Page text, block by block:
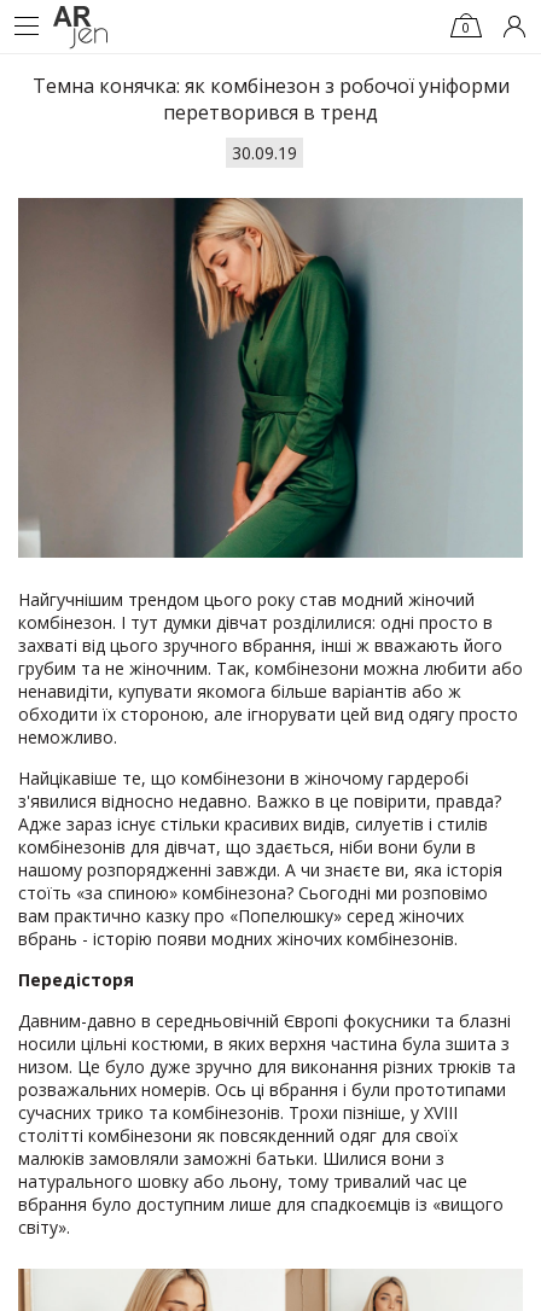
0
Темна конячка: як комбінезон з робочої уніформи
перетворився в тренд
30.09.19
Найгучнішим трендом цього року став модний жіночий
комбінезон. І тут думки дівчат розділилися: одні просто в
захваті від цього зручного вбрання, інші ж вважають його
грубим та не жіночним. Так, комбінезони можна любити або
ненавидіти, купувати якомога більше варіантів або ж
обходити їх стороною, але ігнорувати цей вид одягу просто
неможливо.
Найцікавіше те, що комбінезони в жіночому гардеробі
з'явилися відносно недавно. Важко в це повірити, правда?
Адже зараз існує стільки красивих видів, силуетів і стилів
комбінезонів для дівчат, що здається, ніби вони були в
нашому розпорядженні завжди. А чи знаєте ви, яка історія
стоїть «за спиною» комбінезона? Сьогодні ми розповімо
вам практично казку про «Попелюшку» серед жіночих
вбрань - історію появи модних жіночих комбінезонів.
Передісторя
Давним-давно в середньовічній Європі фокусники та блазні
носили цільні костюми, в яких верхня частина була зшита з
низом. Це було дуже зручно для виконання різних трюків та
розважальних номерів. Ось ці вбрання і були прототипами
сучасних трико та комбінезонів. Трохи пізніше, у XVIII
столітті комбінезони як повсякденний одяг для своїх
малюків замовляли заможні батьки. Шилися вони з
натурального шовку або льону, тому тривалий час це
вбрання було доступним лише для спадкоємців із «вищого
світу».